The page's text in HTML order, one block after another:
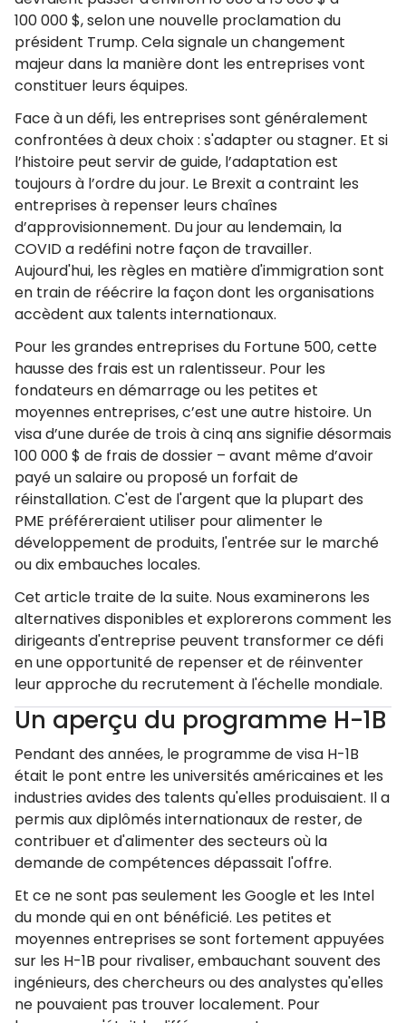
100 000 $, selon une nouvelle proclamation du
président Trump. Cela signale un changement
majeur dans la manière dont les entreprises vont
constituer leurs équipes.
Face à un défi, les entreprises sont généralement
confrontées à deux choix : s'adapter ou stagner. Et si
l’histoire peut servir de guide, l’adaptation est
toujours à l’ordre du jour. Le Brexit a contraint les
entreprises à repenser leurs chaînes
d’approvisionnement. Du jour au lendemain, la
COVID a redéfini notre façon de travailler.
Aujourd'hui, les règles en matière d'immigration sont
en train de réécrire la façon dont les organisations
accèdent aux talents internationaux.
Pour les grandes entreprises du Fortune 500, cette
hausse des frais est un ralentisseur. Pour les
fondateurs en démarrage ou les petites et
moyennes entreprises, c’est une autre histoire. Un
visa d’une durée de trois à cinq ans signifie désormais
100 000 $ de frais de dossier – avant même d’avoir
payé un salaire ou proposé un forfait de
réinstallation. C'est de l'argent que la plupart des
PME préféreraient utiliser pour alimenter le
développement de produits, l'entrée sur le marché
ou dix embauches locales.
Cet article traite de la suite. Nous examinerons les
alternatives disponibles et explorerons comment les
dirigeants d'entreprise peuvent transformer ce défi
en une opportunité de repenser et de réinventer
leur approche du recrutement à l'échelle mondiale.
Un aperçu du programme H-1B
Pendant des années, le programme de visa H-1B
était le pont entre les universités américaines et les
industries avides des talents qu'elles produisaient. Il a
permis aux diplômés internationaux de rester, de
contribuer et d'alimenter des secteurs où la
demande de compétences dépassait l'offre.
Et ce ne sont pas seulement les Google et les Intel
du monde qui en ont bénéficié. Les petites et
moyennes entreprises se sont fortement appuyées
sur les H-1B pour rivaliser, embauchant souvent des
ingénieurs, des chercheurs ou des analystes qu'elles
ne pouvaient pas trouver localement. Pour